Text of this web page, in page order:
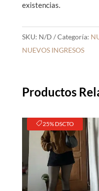
existencias.
SKU: N/D Categoría:
NUEVOS INGRESOS
Productos
25% DSCTO